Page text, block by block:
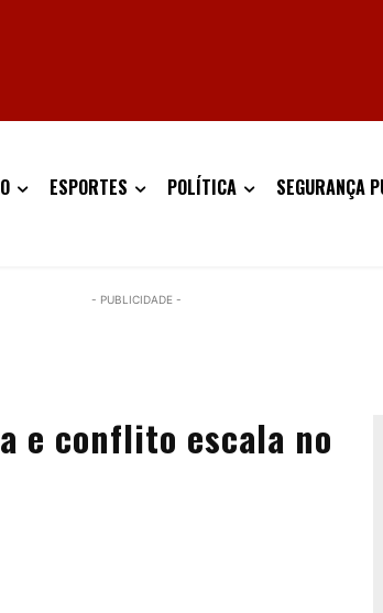
ESPORTES POLÍTICA SEGURANÇA
- PUBLICIDADE -
e conflito escala no